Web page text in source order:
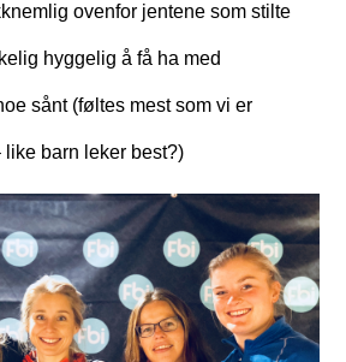
ovenfor jentene som stilte
hyggelig å få ha med
sånt (føltes mest som vi er
barn leker best?)